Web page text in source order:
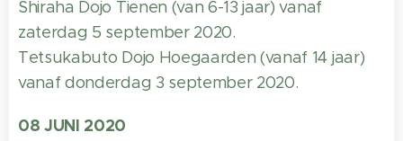
Shiraha Dojo Tienen (van 6-13 jaar) vanaf
zaterdag 5 september 2020.
Tetsukabuto Dojo Hoegaarden (vanaf 14 jaar)
vanaf donderdag 3 september 2020.
08 JUNI 2020